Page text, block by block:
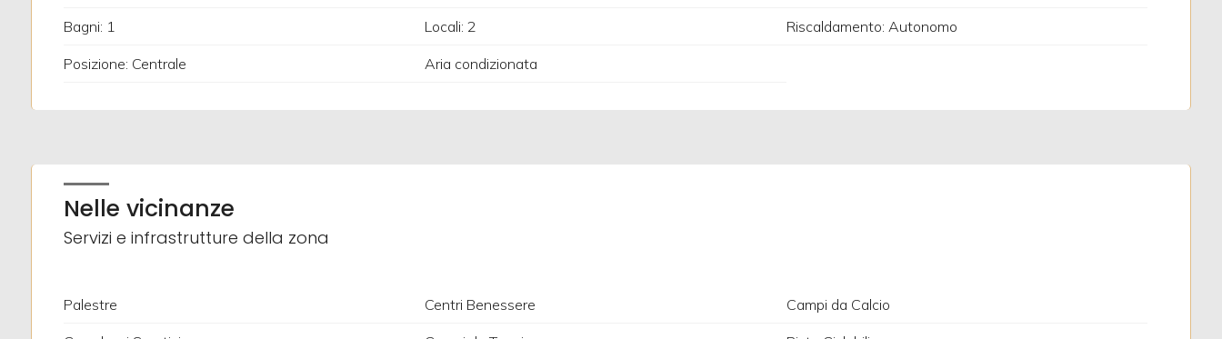
Bagni: 1 Locali: 2 Riscaldamento: Autonomo
Posizione: Centrale Aria condizionata
Nelle vicinanze
Servizi e infrastrutture della zona
Palestre Centri Benessere Campi da Calcio
Posto auto/Box
Arredato
Nuova costruzione